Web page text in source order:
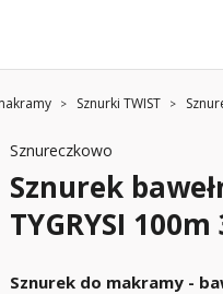
Sznurki TWIST
Sznureczkowo
Sznurek
TYGRYSI
Sznurek do makramy -